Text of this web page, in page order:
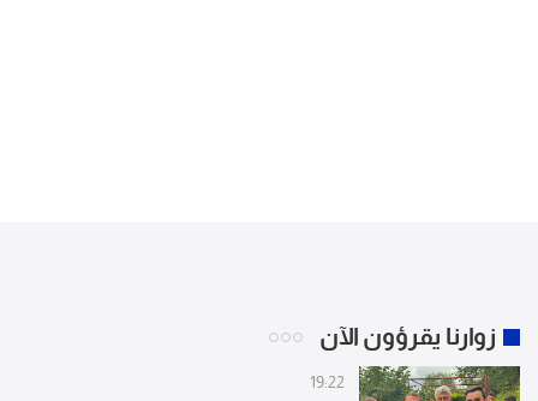
زوارنا يقرؤون الآن
19:22